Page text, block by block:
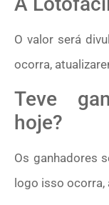
O valor será
ocorra,
Teve
hoje?
Os ganhadores
logo isso ocorra,